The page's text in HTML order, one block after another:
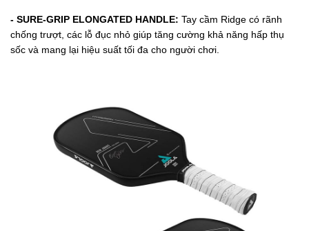
- SURE-GRIP ELONGATED HANDLE: Tay cầm Ridge có rãnh
chống trượt, các lỗ đục nhỏ giúp tăng cường khả năng hấp thụ
sốc và mang lại hiệu suất tối đa cho người chơi.